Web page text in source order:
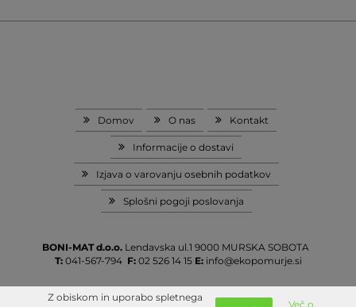
Domov O nas Kontakt
Informacije o dostavi
Izjava o varovanju osebnih podatkov
Splošni pogoji poslovanja
BONI-MAT d.o.o. Lendavska ul.1 9000 MURSKA SOBOTA
T:041-567-794 F:02 526 14 15 E:info@ekopomurje.si
Z obiskom in uporabo spletnega
Več o